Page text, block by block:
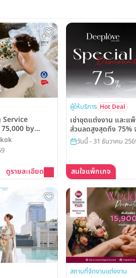
Service
by
ดูรายละเอียด
ผู้ให้บริการ Hot Deal
เช่าชุดแต่งงาน และแ
ส่วนลดสูงสุดถึง 75%
วันนี้ - 31 ธันวาคม
สนใจแพ็กเกจ
สถานที่จัดงานแต่งงาน